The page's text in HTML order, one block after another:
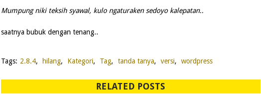
Mumpung niki teksih syawal, kulo ngaturaken sedoyo kalepatan..
saatnya bubuk dengan tenang..
Tags: 2.8.4, hilang, Kategori, Tag, tanda tanya, versi, wordpress
RELATED POSTS